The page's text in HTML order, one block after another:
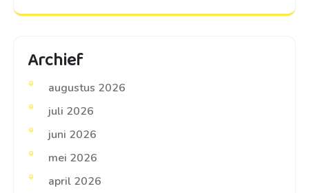
Archief
augustus 2026
juli 2026
juni 2026
mei 2026
april 2026